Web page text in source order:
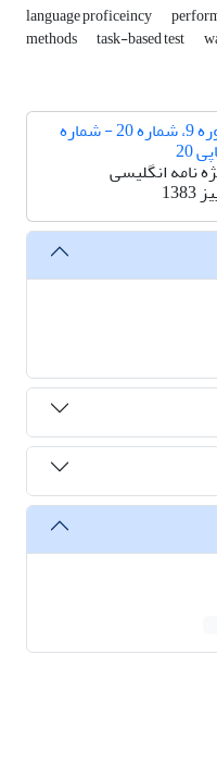
language proficeincy
methods task-based test
دوره 9، شماره 20 - شماره
20
نامه انگلیسی